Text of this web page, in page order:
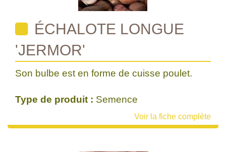
ÉCHALOTE LONGUE
'JERMOR'
Son bulbe est en forme de cuisse poulet.
Type de produit : Semence
Voir la fiche complète